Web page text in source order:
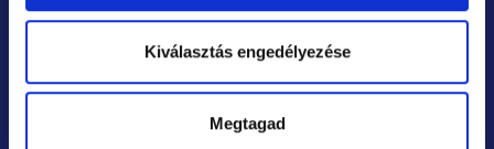
Kiválasztás engedélyezése
Megtagad
Baby és más márkák újdonságairól és kedvezményeiről.